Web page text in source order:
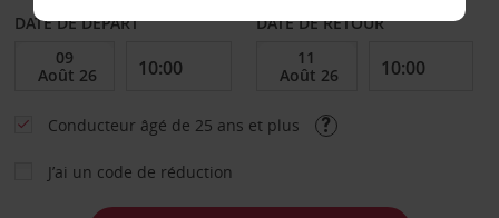
DATE DE DÉPART DATE DE RETOUR
Conducteur âgé de 25 ans et plus
J’ai un code de réduction